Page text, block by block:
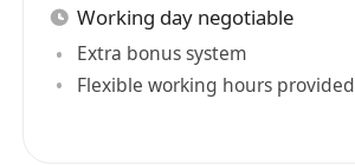
福利 :
5天工作
年假12天
Working day negotiable
Extra bonus system
Flexible working hours provided